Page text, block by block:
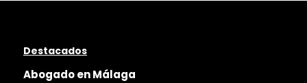
Destacados
Abogado en Málaga